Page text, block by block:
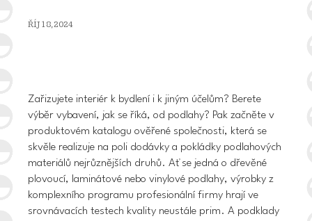
ŘÍJ 18, 2024
Zařizujete interiér k bydlení i k jiným účelům? Berete
výběr vybavení, jak se říká, od podlahy? Pak začněte v
produktovém katalogu ověřené společnosti, která se
skvěle realizuje na poli dodávky a pokládky podlahových
materiálů nejrůznějších druhů. Ať se jedná o dřevěné
plovoucí, laminátové nebo vinylové podlahy, výrobky z
komplexního programu profesionální firmy hrají ve
srovnávacích testech kvality neustále prim. A podklady